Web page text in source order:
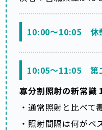
10:00～10:05 休
10:05～11:05 第
寡分割照射の新常識
・通常照射と比べて
・照射間隔は何がベ